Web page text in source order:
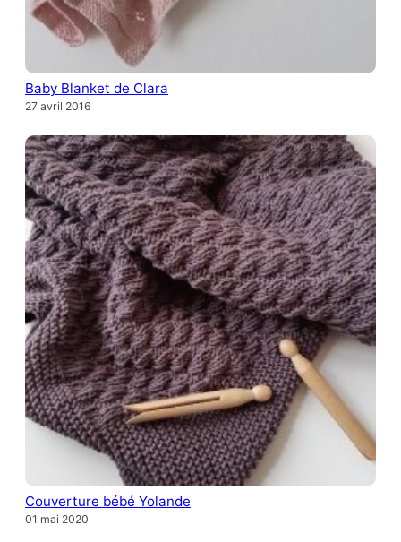
Baby Blanket de Clara
27 avril 2016
Couverture bébé Yolande
01 mai 2020